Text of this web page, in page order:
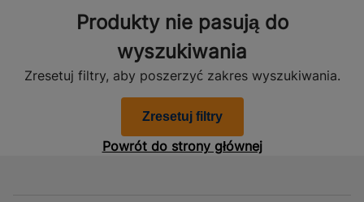
Produkty nie pasują do
wyszukiwania
Zresetuj filtry, aby poszerzyć zakres wyszukiwania.